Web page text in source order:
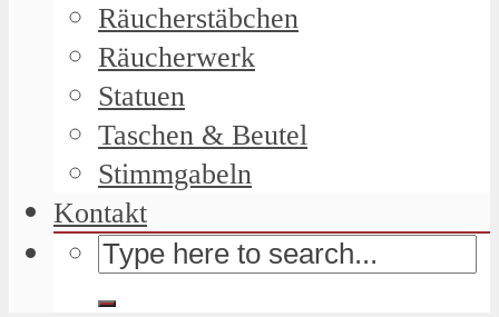
Räucherstäbchen
Räucherwerk
Statuen
Taschen & Beutel
Stimmgabeln
Kontakt